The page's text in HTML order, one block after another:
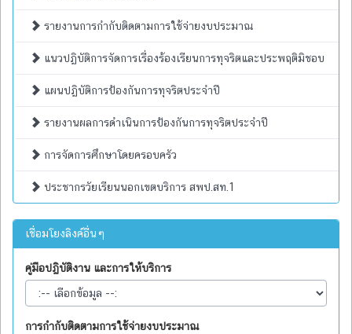
รายงานการกำกับติดตามการใช้จ่ายงบประมาณ
แนวปฏิบัติการจัดการเรื่องร้องเรียนการทุจริตและประพฤติมิชอบ
แผนปฏิบัติการป้องกันการทุจริตประจำปี
รายงานผลการดำเนินการป้องกันการทุจริตประจำปี
การจัดการศึกษาโดยครอบครัว
ประชากรวัยเรียนนอกเขตบริการ สพป.สท.1
เชื่อมโยงลิงค์อื่นๆ
คู่มือปฏิบัติงาน และการให้บริการ
การกำกับติดตามการใช้จ่ายงบประมาณ